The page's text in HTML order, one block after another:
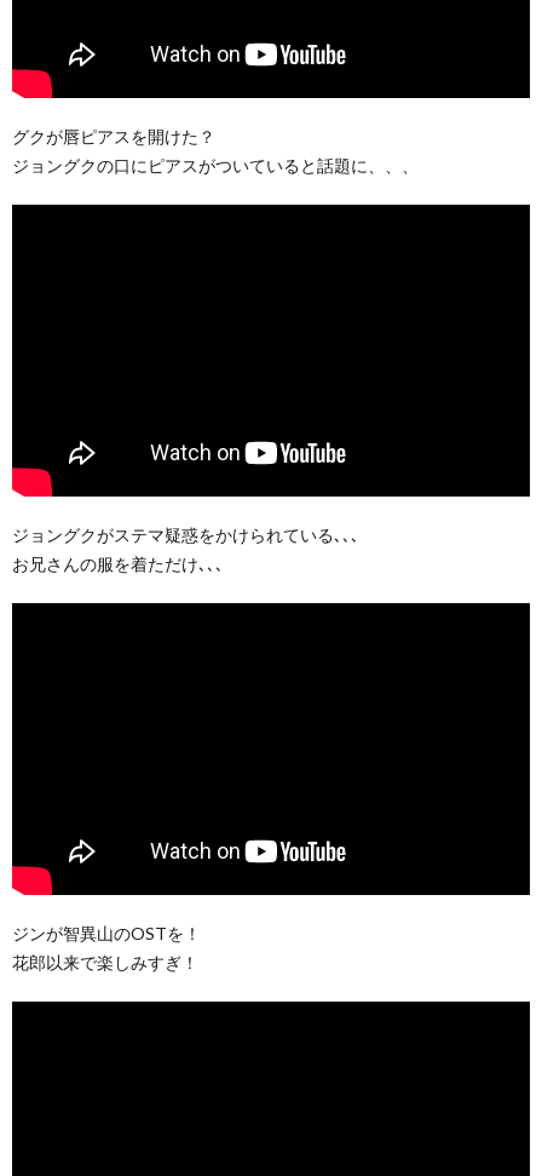
グクが唇ピアスを開けた？
ジョングクの口にピアスがついていると話題に、、、
ジョングクがステマ疑惑をかけられている､､､
お兄さんの服を着ただけ､､､
ジンが智異山のOSTを！
花郎以来で楽しみすぎ！